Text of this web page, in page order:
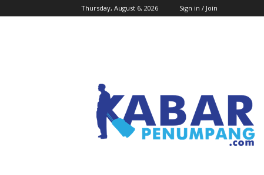
Thursday, August 6, 2026 Sign in / Join